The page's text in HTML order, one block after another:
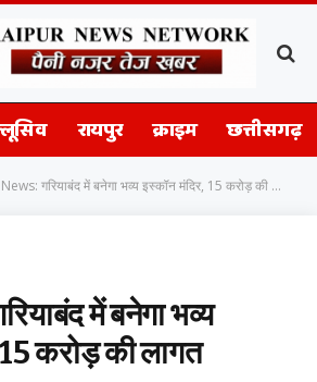
रायपुर क्राइम छत्तीसगढ़
गरियाबंद में बनेगा भव्य इस्कॉन मंदिर, 15 करोड़ की लागत
में बनेगा भव्य
करोड़ की लागत